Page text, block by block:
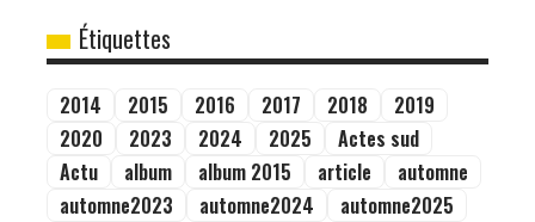
Étiquettes
2014 2015 2016 2017 2018
2019
2020
2023 2024 2025
Actes sud
Actu
album album 2015 article
automne
automne2023
automne2024
automne2025